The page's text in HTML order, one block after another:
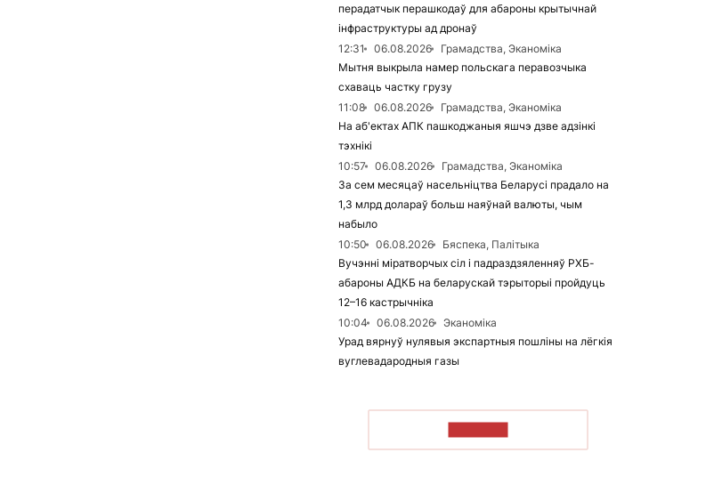
перадатчык перашкодаў для абароны крытычнай
інфраструктуры ад дронаў
12:31
06.08.2026
Грамадства, Эканоміка
Мытня выкрыла намер польскага перавозчыка
схаваць частку грузу
11:08
06.08.2026
Грамадства, Эканоміка
На аб'ектах АПК пашкоджаныя яшчэ дзве адзінкі
тэхнікі
10:57
06.08.2026
Грамадства, Эканоміка
За сем месяцаў насельніцтва Беларусі прадало на
1,3 млрд долараў больш наяўнай валюты, чым
набыло
10:50
06.08.2026
Бяспека, Палітыка
Вучэнні міратворчых сіл і падраздзяленняў РХБ-
абароны АДКБ на беларускай тэрыторыі пройдуць
12–16 кастрычніка
10:04
06.08.2026
Эканоміка
Урад вярнуў нулявыя экспартныя пошліны на лёгкія
вуглевадародныя газы